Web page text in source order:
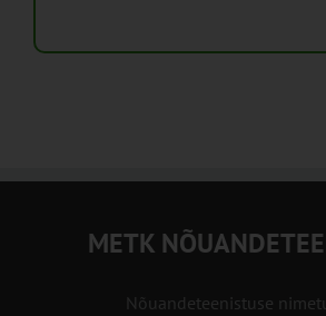
METK
Nõuandeteenistuse